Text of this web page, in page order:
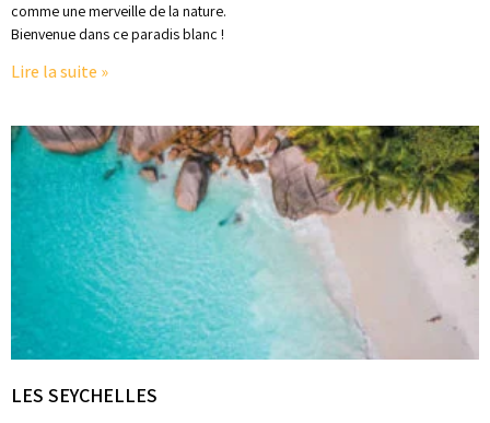
comme une merveille de la nature.
Bienvenue dans ce paradis blanc !
Lire la suite »
LES SEYCHELLES